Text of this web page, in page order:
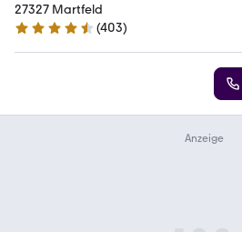
27327 Martfeld
4.7 Sterne
(403)